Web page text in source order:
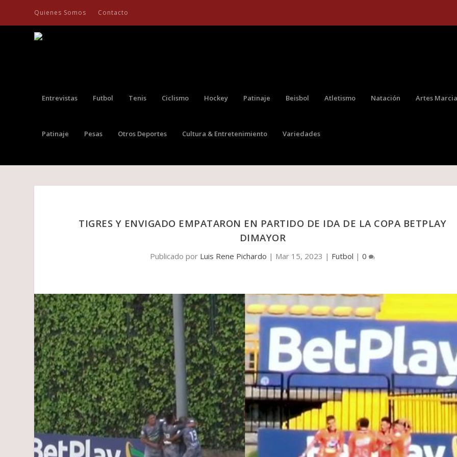
Quienes Somos Contacto
Entrevistas Futbol Tenis Ciclismo Hockey Patinaje Beisbol Atletismo Natación Artes
Patinaje Pesas Otros Deportes Cultura & Entretenimiento Variedades
TIGRES Y ENVIGADO EMPATARON EN PARTIDO DE IDA DE LA COPA BETPLAY
DIMAYOR
Publicado por Luis Rene Pichardo | Mar 15, 2023 | Futbol |0